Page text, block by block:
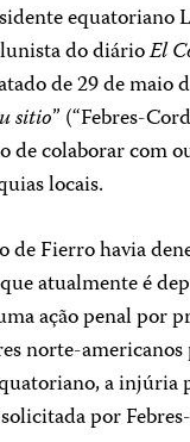
equatoriano
do diárioEl
de 29 de maio
sitio” (“Febres-
de colaborar com
locais.
Fierro havia
atualmente é
ação penal por
norte-
a injúria
por